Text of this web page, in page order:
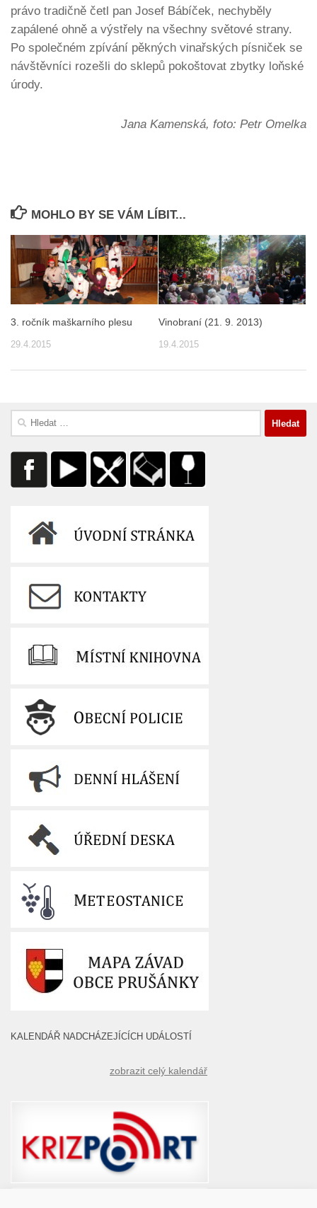
právo tradičně četl pan Josef Bábíček, nechyběly
zapálené ohně a výstřely na všechny světové strany.
Po společném zpívání pěkných vinařských písniček se
návštěvníci rozešli do sklepů pokoštovat zbytky loňské
úrody.
Jana Kamenská, foto: Petr Omelka
MOHLO BY SE VÁM LÍBIT...
3. ročník maškarního plesu
29.4.2015
Vinobraní (21. 9. 2013)
19.4.2015
Vyhledávání
KALENDÁŘ NADCHÁZEJÍCÍCH UDÁLOSTÍ
zobrazit celý kalendář